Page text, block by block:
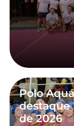
Polo
destaque
de 2026